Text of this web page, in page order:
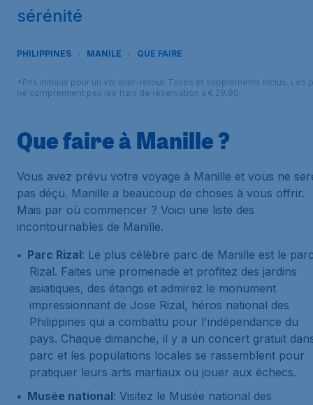
sérénité
PHILIPPINES MANILE QUE FAIRE
*Prix initiaux pour un vol aller-retour. Taxes et suppléments inclus. Les
ne comprennent pas les frais de réservation à € 29,90.
Que faire à Manille ?
Vous avez prévu votre voyage à Manille et vous ne
pas déçu. Manille a beaucoup de choses à vous offrir.
Mais par où commencer ? Voici une liste des
incontournables de Manille.
Parc Rizal: Le plus célèbre parc de Manille est le
Rizal. Faites une promenade et profitez des jardins
asiatiques, des étangs et admirez le monument
impressionnant de Jose Rizal, héros national des
Philippines qui a combattu pour l'indépendance du
pays. Chaque dimanche, il y a un concert gratuit
parc et les populations locales se rassemblent pour
pratiquer leurs arts martiaux ou jouer aux échecs.
Musée national: Visitez le Musée national des